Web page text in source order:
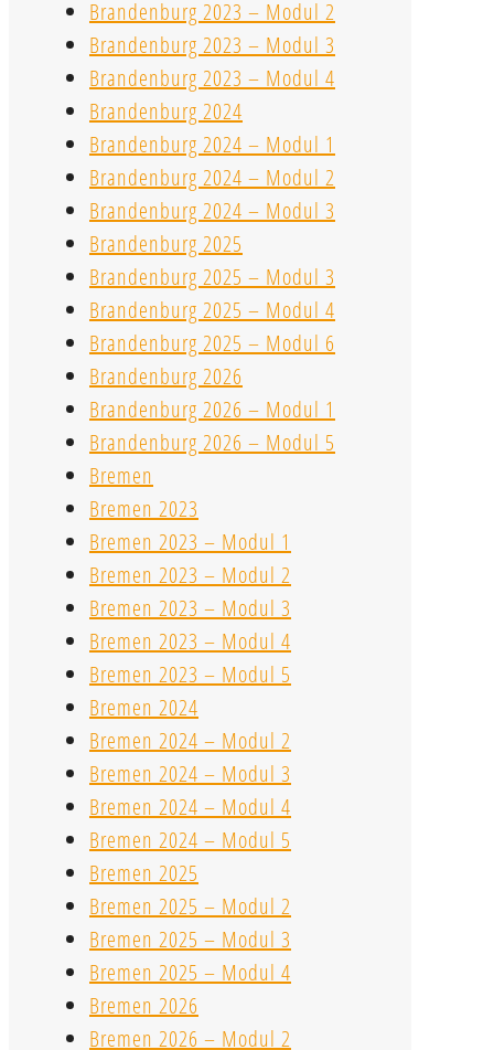
Brandenburg 2023 – Modul 2
Brandenburg 2023 – Modul 3
Brandenburg 2023 – Modul 4
Brandenburg 2024
Brandenburg 2024 – Modul 1
Brandenburg 2024 – Modul 2
Brandenburg 2024 – Modul 3
Brandenburg 2025
Brandenburg 2025 – Modul 3
Brandenburg 2025 – Modul 4
Brandenburg 2025 – Modul 6
Brandenburg 2026
Brandenburg 2026 – Modul 1
Brandenburg 2026 – Modul 5
Bremen
Bremen 2023
Bremen 2023 – Modul 1
Bremen 2023 – Modul 2
Bremen 2023 – Modul 3
Bremen 2023 – Modul 4
Bremen 2023 – Modul 5
Bremen 2024
Bremen 2024 – Modul 2
Bremen 2024 – Modul 3
Bremen 2024 – Modul 4
Bremen 2024 – Modul 5
Bremen 2025
Bremen 2025 – Modul 2
Bremen 2025 – Modul 3
Bremen 2025 – Modul 4
Bremen 2026
Bremen 2026 – Modul 2